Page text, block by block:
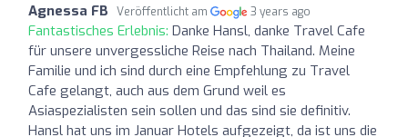
Agnessa FB Veröffentlicht am 3 years ago
Fantastisches Erlebnis: Danke Hansl, danke Travel Cafe
für unsere unvergessliche Reise nach Thailand. Meine
Familie und ich sind durch eine Empfehlung zu Travel
Cafe gelangt, auch aus dem Grund weil es
Asiaspezialisten sein sollen und das sind sie definitiv.
Hansl hat uns im Januar Hotels aufgezeigt, da ist uns die